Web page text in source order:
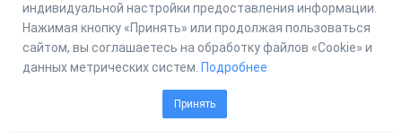
индивидуальной настройки предоставления информации.
Нажимая кнопку «Принять» или продолжая пользоваться
сайтом, вы соглашаетесь на обработку файлов «Cookie» и
данных метрических систем. Подробнее
Принять